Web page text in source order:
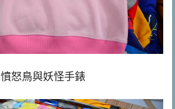
憤怒鳥與妖怪手錶